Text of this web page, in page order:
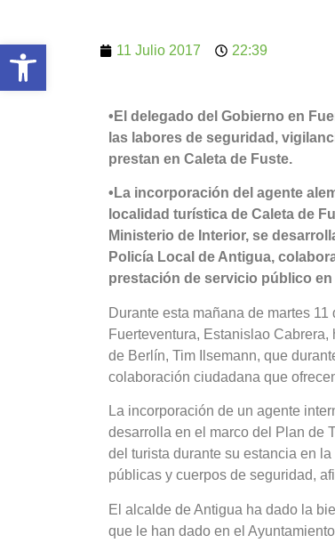
11 Julio 2017 22:39
•El delegado del Gobierno en
las labores de seguridad,
prestan en Caleta de Fuste.
•La incorporación del agente
localidad turística de Caleta de
Ministerio de Interior, se
Policía Local de Antigua,
prestación de servicio público
Durante esta mañana de martes
Fuerteventura, Estanislao
de Berlín, Tim Ilsemann, que
colaboración ciudadana que
La incorporación de un agente
desarrolla en el marco del Plan de
del turista durante su estancia en
públicas y cuerpos de seguridad,
El alcalde de Antigua ha dado la
que le han dado en el
Abrir barra de herramientas